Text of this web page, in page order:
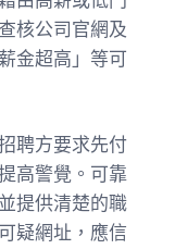
核公司官網及
金超高」等可
聘方要求先付
高警覺。可靠
提供清楚的職
疑網址，應信